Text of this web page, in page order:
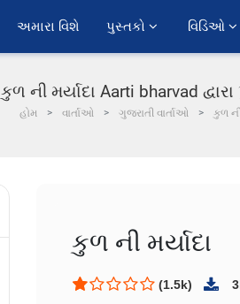
અમારા વિશે પુસ્તકો વિડિઓ
કુળ ની મર્યાદા Aarti bharvad
હોમ વાર્તાઓ ગુજરાતી વાર્તાઓ કુળ ની
કુળ ની મર્યાદા
(1.5k)